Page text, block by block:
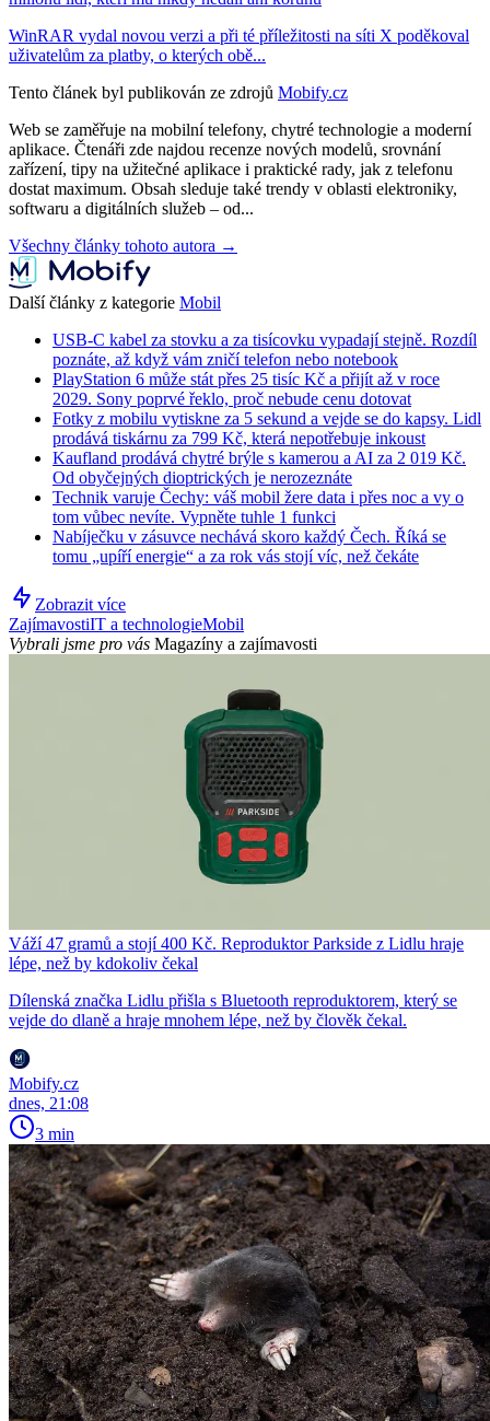
WinRAR vydal novou verzi a při té příležitosti na síti X poděkoval
uživatelům za platby, o kterých obě...
Tento článek byl publikován ze zdrojů Mobify.cz
Web se zaměřuje na mobilní telefony, chytré technologie a moderní
aplikace. Čtenáři zde najdou recenze nových modelů, srovnání
zařízení, tipy na užitečné aplikace i praktické rady, jak z telefonu
dostat maximum. Obsah sleduje také trendy v oblasti elektroniky,
softwaru a digitálních služeb – od...
Všechny články tohoto autora →
Další články z kategorie Mobil
USB-C kabel za stovku a za tisícovku vypadají stejně. Rozdíl
poznáte, až když vám zničí telefon nebo notebook
PlayStation 6 může stát přes 25 tisíc Kč a přijít až v roce
2029. Sony poprvé řeklo, proč nebude cenu dotovat
Fotky z mobilu vytiskne za 5 sekund a vejde se do kapsy. Lidl
prodává tiskárnu za 799 Kč, která nepotřebuje inkoust
Kaufland prodává chytré brýle s kamerou a AI za 2 019 Kč.
Od obyčejných dioptrických je nerozeznáte
Technik varuje Čechy: váš mobil žere data i přes noc a vy o
tom vůbec nevíte. Vypněte tuhle 1 funkci
Nabíječku v zásuvce nechává skoro každý Čech. Říká se
tomu „upíří energie“ a za rok vás stojí víc, než čekáte
Zobrazit více
ZajímavostiIT a technologieMobil
Vybrali jsme pro vás Magazíny a zajímavosti
Váží 47 gramů a stojí 400 Kč. Reproduktor Parkside z Lidlu hraje
lépe, než by kdokoliv čekal
Dílenská značka Lidlu přišla s Bluetooth reproduktorem, který se
vejde do dlaně a hraje mnohem lépe, než by člověk čekal.
Mobify.cz
dnes, 21:08
3 min